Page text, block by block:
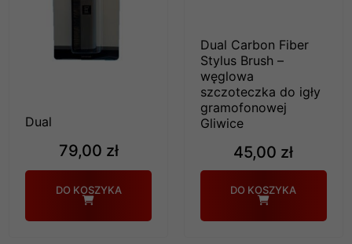
Dual
79,00 zł
DO KOSZYKA
Dual Carbon Fiber
Stylus Brush –
węglowa
szczoteczka do igły
gramofonowej
Gliwice
45,00 zł